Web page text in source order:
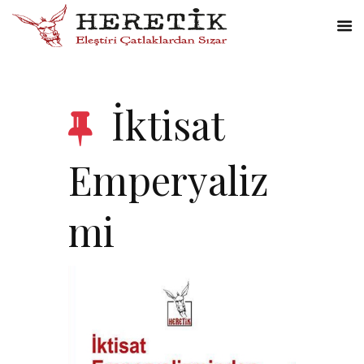
İktisat
Emperyaliz
mi